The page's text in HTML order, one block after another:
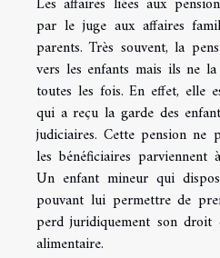
par le juge aux affaires
parents. Très souvent, la
vers les enfants mais ils ne
toutes les fois. En effet, elle
qui a reçu la garde des
judiciaires. Cette pension ne
les bénéficiaires parviennent
Un enfant mineur qui
pouvant lui permettre de
perd juridiquement son droit
alimentaire.